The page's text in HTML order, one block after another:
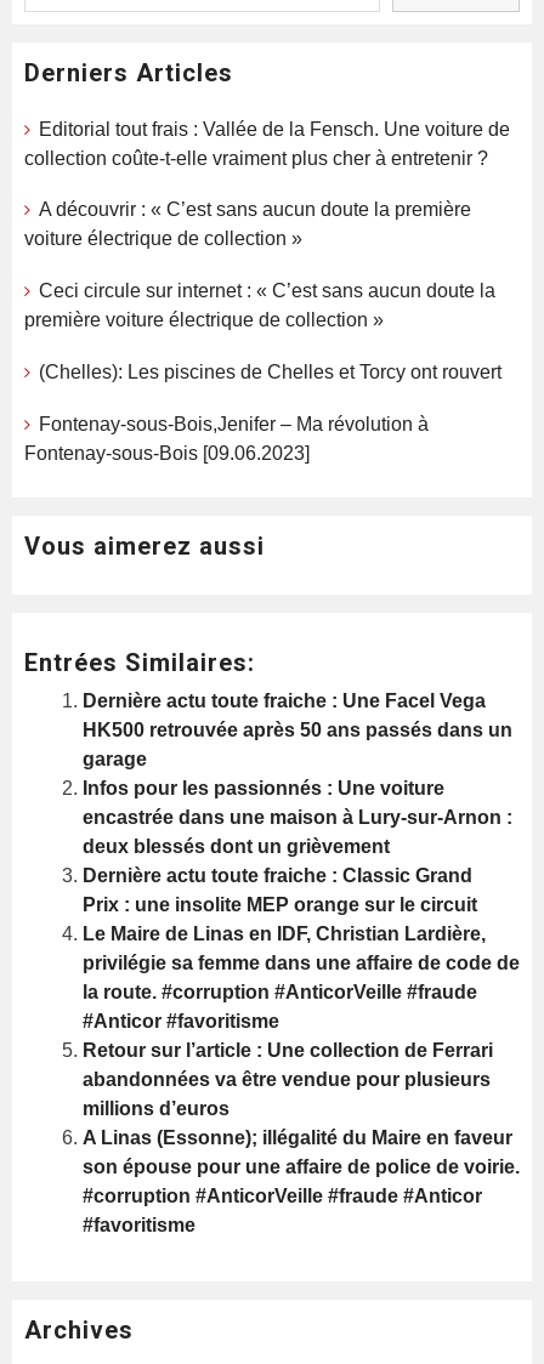
Derniers Articles
Editorial tout frais : Vallée de la Fensch. Une voiture de
collection coûte-t-elle vraiment plus cher à entretenir ?
A découvrir : « C’est sans aucun doute la première
voiture électrique de collection »
Ceci circule sur internet : « C’est sans aucun doute la
première voiture électrique de collection »
(Chelles): Les piscines de Chelles et Torcy ont rouvert
Fontenay-sous-Bois,Jenifer – Ma révolution à
Fontenay-sous-Bois [09.06.2023]
Vous aimerez aussi
Entrées Similaires:
Dernière actu toute fraiche : Une Facel Vega
HK500 retrouvée après 50 ans passés dans un
garage
Infos pour les passionnés : Une voiture
encastrée dans une maison à Lury-sur-Arnon :
deux blessés dont un grièvement
Dernière actu toute fraiche : Classic Grand
Prix : une insolite MEP orange sur le circuit
Le Maire de Linas en IDF, Christian Lardière,
privilégie sa femme dans une affaire de code de
la route. #corruption #AnticorVeille #fraude
#Anticor #favoritisme
Retour sur l’article : Une collection de Ferrari
abandonnées va être vendue pour plusieurs
millions d’euros
A Linas (Essonne); illégalité du Maire en faveur
son épouse pour une affaire de police de voirie.
#corruption #AnticorVeille #fraude #Anticor
#favoritisme
Archives